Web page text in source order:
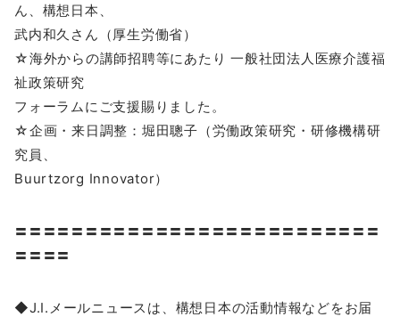
ん、構想日本、
武内和久さん（厚生労働省）
☆海外からの講師招聘等にあたり 一般社団法人医療介護福
祉政策研究
フォーラムにご支援賜りました。
☆企画・来日調整：堀田聰子（労働政策研究・研修機構研
究員、
Buurtzorg Innovator）
〓〓〓〓〓〓〓〓〓〓〓〓〓〓〓〓〓〓〓〓〓〓〓〓〓〓
〓〓〓〓
◆J.I.メールニュースは、構想日本の活動情報などをお届